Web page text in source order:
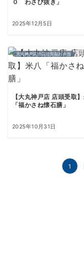
０ わさび抜き」
2025年12月5日
大丸神戸店の店頭受取お弁当
【大丸神戸店 店頭受取
「福かさね懐石膳」
2025年10月31日
1